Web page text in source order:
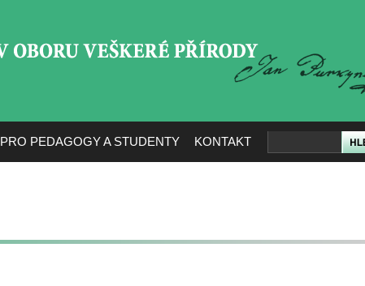
PRO PEDAGOGY A STUDENTY KONTAKT